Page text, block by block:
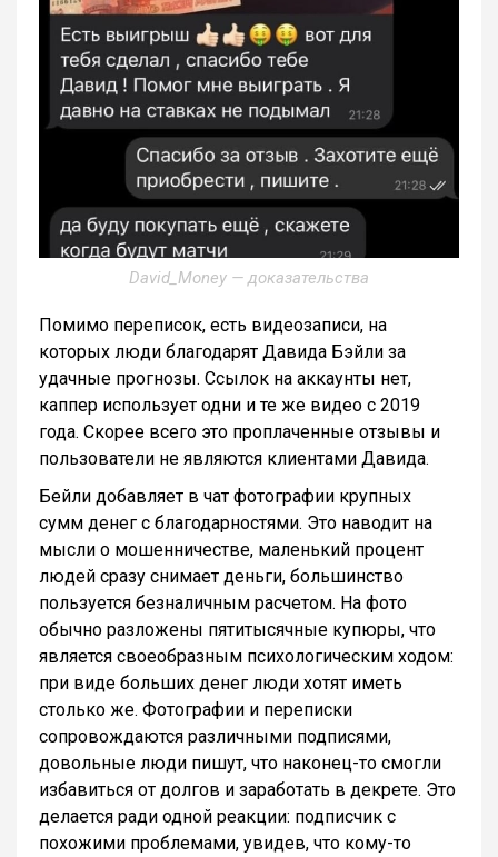
David_Money — доказательства
Помимо переписок, есть видеозаписи, на
которых люди благодарят Давида Бэйли за
удачные прогнозы. Ссылок на аккаунты нет,
каппер использует одни и те же видео с 2019
года. Скорее всего это проплаченные отзывы и
пользователи не являются клиентами Давида.
Бейли добавляет в чат фотографии крупных
сумм денег с благодарностями. Это наводит на
мысли о мошенничестве, маленький процент
людей сразу снимает деньги, большинство
пользуется безналичным расчетом. На фото
обычно разложены пятитысячные купюры, что
является своеобразным психологическим ходом:
при виде больших денег люди хотят иметь
столько же. Фотографии и переписки
сопровождаются различными подписями,
довольные люди пишут, что наконец-то смогли
избавиться от долгов и заработать в декрете. Это
делается ради одной реакции: подписчик с
похожими проблемами, увидев, что кому-то